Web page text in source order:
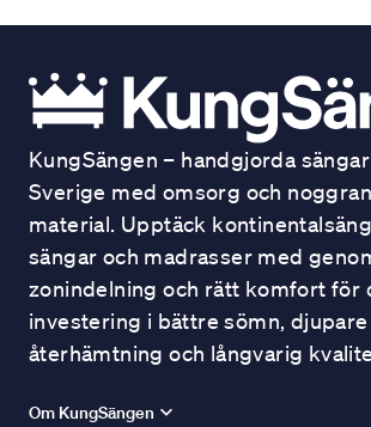
KungSängen – handgjorda
Sverige med omsorg och
material. Upptäck
sängar och madrasser med
zonindelning och rätt komfort för
investering i bättre sömn, djupare
återhämtning och långvarig
Om KungSängen